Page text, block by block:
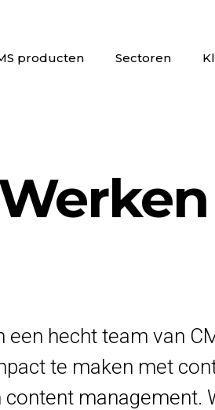
producten Sectoren
een hecht team van
te maken met
content management.